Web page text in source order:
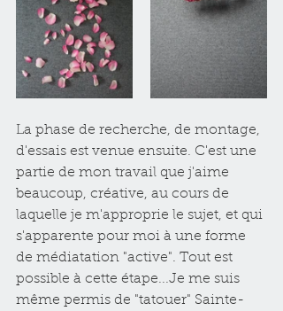
La phase de recherche, de montage,
d'essais est venue ensuite. C'est une
partie de mon travail que j'aime
beaucoup, créative, au cours de
laquelle je m'approprie le sujet, et qui
s'apparente pour moi à une forme
de médiatation "active". Tout est
possible à cette étape...Je me suis
même permis de "tatouer" Sainte-